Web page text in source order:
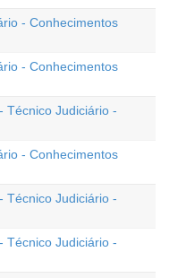
- Conhecimentos
- Conhecimentos
Técnico Judiciário -
- Conhecimentos
Técnico Judiciário -
Técnico Judiciário -